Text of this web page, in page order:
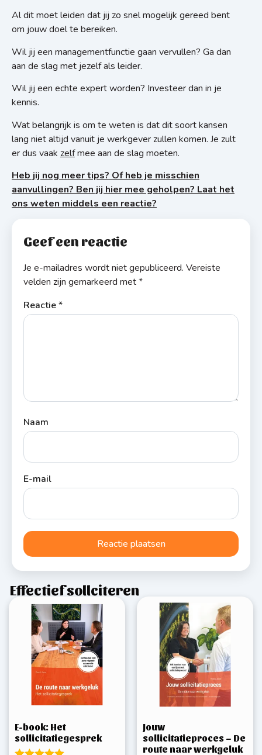
Al dit moet leiden dat jij zo snel mogelijk gereed bent
om jouw doel te bereiken.
Wil jij een managementfunctie gaan vervullen? Ga dan
aan de slag met jezelf als leider.
Wil jij een echte expert worden? Investeer dan in je
kennis.
Wat belangrijk is om te weten is dat dit soort kansen
lang niet altijd vanuit je werkgever zullen komen. Je zult
er dus vaak zelfmee aan de slag moeten.
Heb jij nog meer tips? Of heb je misschien
aanvullingen? Ben jij hier mee geholpen? Laat het
ons weten middels een reactie?
Geef een reactie
Je e-mailadres wordt niet gepubliceerd. Vereiste
velden zijn gemarkeerd met*
Reactie*
Naam
E-mail
Effectief sollciteren
E-book: Het
sollicitatiegesprek
Jouw
sollicitatieproces – De
route naar werkgeluk